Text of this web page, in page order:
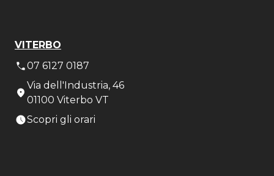
VITERBO
07 6127 0187
Via dell'Industria, 46
01100 Viterbo VT
Scopri gli orari